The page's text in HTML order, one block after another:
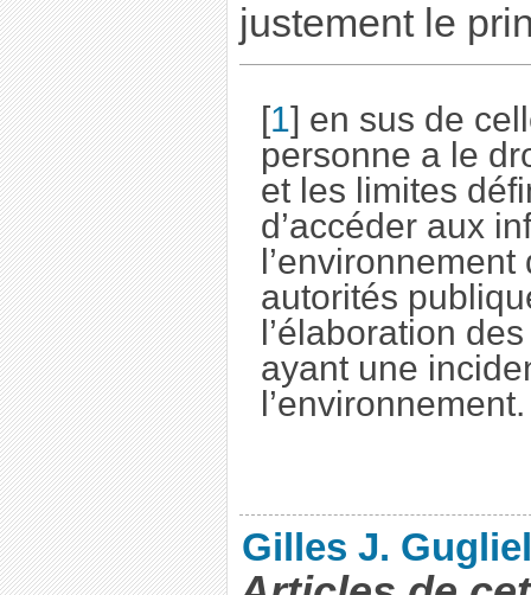
justement le
[1] en sus de
personne a le
et les limites
d’accéder aux
autorités
l’élaboration
ayant une
Gilles J.